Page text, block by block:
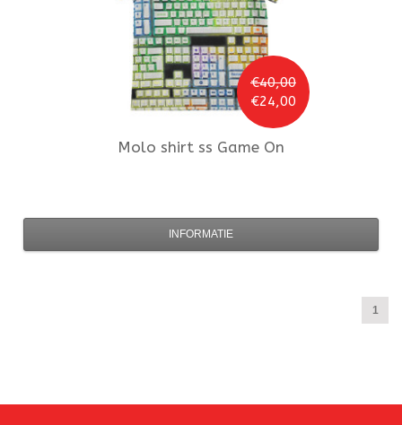
€40,00
€24,00
Molo shirt ss Game On
INFORMATIE
1